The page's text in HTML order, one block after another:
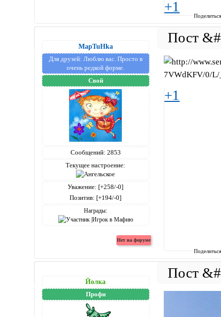
+1
MapTuHka
Для друзей: Люблю вас. Просто в
очень редкой форме.
Свой
Сообщений: 2853
Текущее настроение:
Уважение: [+258/-0]
Позитив: [+194/-0]
Награды:
+1
Йолка
Профи